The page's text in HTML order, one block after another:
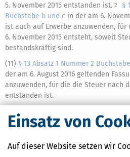
Einsatz von
Auf dieser Website setzen wir
5. November 2015 entstanden ist. 2
§
Buchstabe b und c in der am 6.
ist auch auf Erwerbe anzuwenden,
6. November 2015 entsteht, soweit
bestandskräftig sind.
(11) § 13 Absatz 1 Nummer 2
der am 6. August 2016 geltenden
anzuwenden, für die die Steuer nach
entstanden ist.
Artikels 1 des Gesetzes vom 4.
30. Juni 2016 entsteht. 2 § 13a Absatz